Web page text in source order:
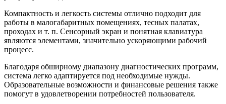
Компактность и легкость системы отлично подходит для
работы в малогабаритных помещениях, тесных палатах,
проходах и т. п. Сенсорный экран и понятная клавиатура
являются элементами, значительно ускоряющими рабочий
процесс.
Благодаря обширному диапазону диагностических программ,
система легко адаптируется под необходимые нужды.
Образовательные возможности и финансовые решения также
помогут в удовлетворении потребностей пользователя.